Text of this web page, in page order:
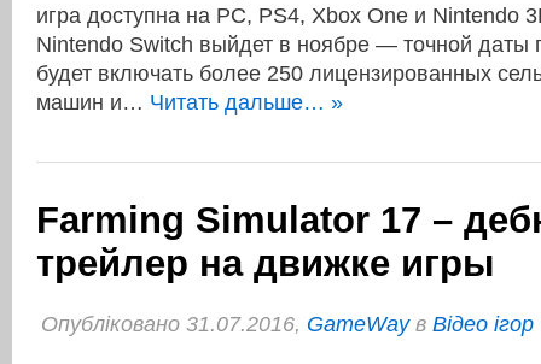
игра доступна на PC, PS4, Xbox One и Nintendo
Nintendo Switch выйдет в ноябре — точной даты
будет включать более 250 лицензированных
машин и… Читать дальше… »
Farming Simulator 17 –
трейлер на движке игры
Опубліковано 31.07.2016, GameWayв Відео ігор